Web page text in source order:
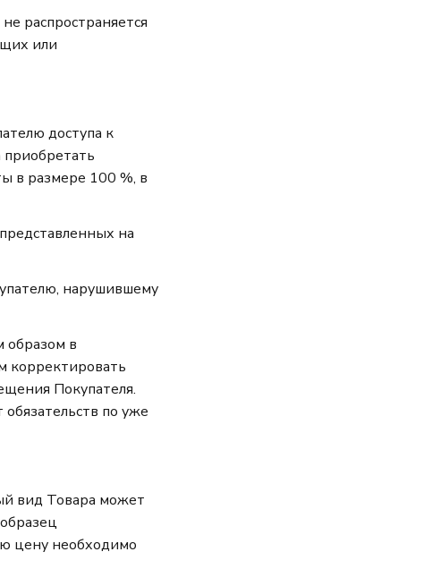
распространяется
или
доступа к
в размере 100 %, в
на
нарушившему
образом в
корректировать
Покупателя.
по уже
вид Товара может
цену необходимо